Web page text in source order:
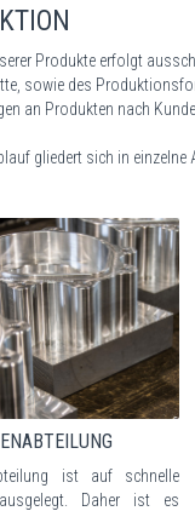
Produkte erfolgt
sowie des
an Produkten nach
gliedert sich in
ist auf schnelle
Daher ist es